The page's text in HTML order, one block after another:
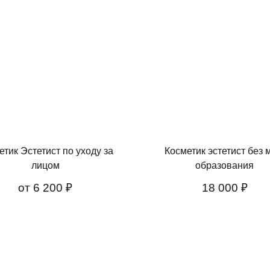
Эстетист по уходу за
лицом
от 6 200 ₽
Косметик эстетист без
образования
18 000 ₽